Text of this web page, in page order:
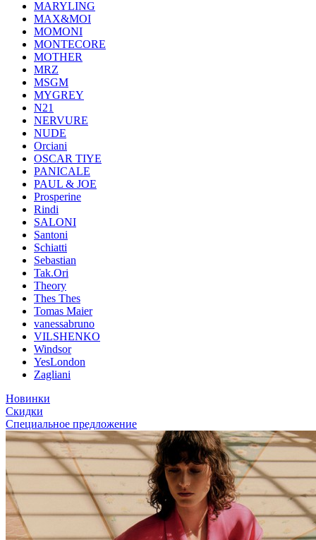
MARYLING
MAX&MOI
MOMONI
MONTECORE
MOTHER
MRZ
MSGM
MYGREY
N21
NERVURE
NUDE
Orciani
OSCAR TIYE
PANICALE
PAUL & JOE
Prosperine
Rindi
SALONI
Santoni
Schiatti
Sebastian
Tak.Ori
Theory
Thes Thes
Tomas Maier
vanessabruno
VILSHENKO
Windsor
YesLondon
Zagliani
Новинки
Скидки
Специальное предложение